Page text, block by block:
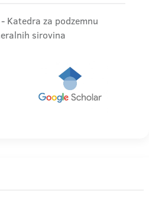
Katedra za podzemnu
sirovina